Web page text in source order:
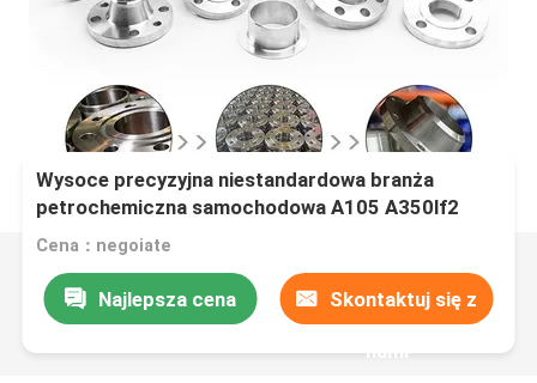
Wysoce precyzyjna niestandardowa branża
petrochemiczna samochodowa A105 A350lf2
S235jr S275jr St37 Sch5s Sch10s Sch10 Flange
z produktem obróbki CNC
Cena：negoiate
Najlepsza cena Skontaktuj się z
nami